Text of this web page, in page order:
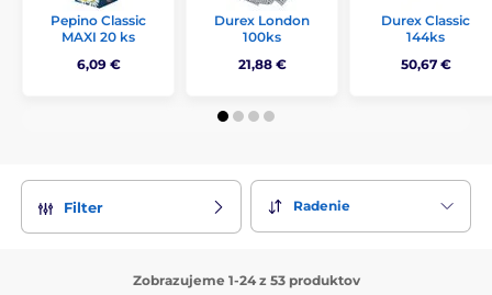
Pepino Classic
MAXI 20 ks
6,09 €
Durex London
100ks
21,88 €
Durex Classic
144ks
50,67 €
Filter Radenie
Zobrazujeme 1-24 z 53 produktov